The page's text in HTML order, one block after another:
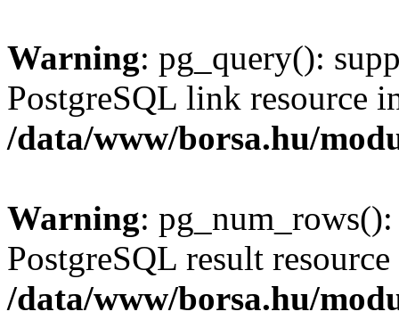
Warning: pg_query():
PostgreSQL link resource
/data/www/borsa.hu/
Warning:
PostgreSQL result
/data/www/borsa.hu/